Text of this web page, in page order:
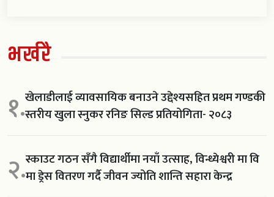
भर्खरै
१.खेलाडीलाई व्यावसायिक बनाउने उद्देश्यसहित प्रथम गण्डकी
स्तरीय खुला स्नुकर रनिङ सिल्ड प्रतियोगिता- २०८३
२.स्काउट गठन सँगै विद्यार्थीमा नयाँ उत्साह, विन्ध्येश्वरी मा वि
मा ड्रेस वितरण गर्दै जीवन ज्योति शान्ति सहारा केन्द्र